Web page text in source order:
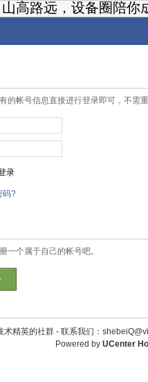
高路远，设备圈陪你
的帐号信息直接进行登录即可，不需
录
码?
一个属于自己的帐号吧。
术精英的社群 - 联系我们：
Powered by UCenter